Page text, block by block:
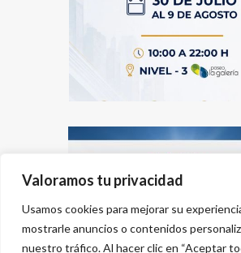
Valoramos tu privacidad
Usamos cookies para mejorar su
mostrarle anuncios o contenidos
nuestro tráfico. Al hacer clic en “Aceptar